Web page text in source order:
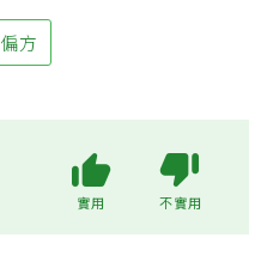
偏方
實用 不實用